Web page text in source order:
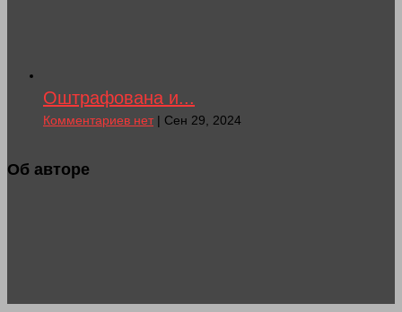
Оштрафована и...
Комментариев нет| Сен 29, 2024
Об авторе